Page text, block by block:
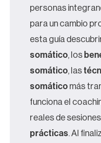
personas
para un cambio
esta guía
somático, los
somático, las
somático más
funciona el
reales de
prácticas. Al